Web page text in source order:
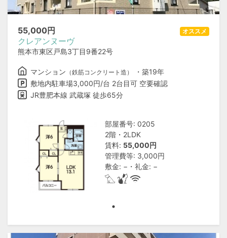
55,000円
クレアンヌーヴ
熊本市東区戸島3丁目9番22号
オススメ
マンション （鉄筋コンクリート造）
・築19年
敷地内駐車場3,000円/台 2台目可 空要確認
JR豊肥本線 武蔵塚 徒歩65分
部屋番号: 0205
2階・2LDK
賃料: 55,000円
管理費等: 3,000円
敷金: −・礼金: −